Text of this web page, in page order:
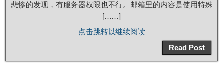
悲惨的发现，有服务器权限也不行。邮箱里的内容是使用特殊
[……]
点击跳转以继续阅读
Read Post